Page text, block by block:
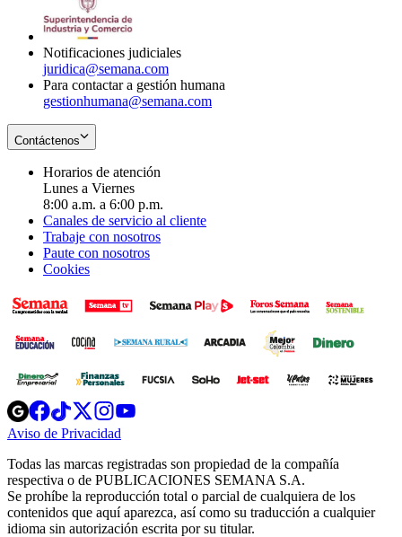
Notificaciones judiciales
juridica@semana.com
Para contactar a gestión humana
gestionhumana@semana.com
Contáctenos
Horarios de atención
Lunes a Viernes
8:00 a.m. a 6:00 p.m.
Canales de servicio al cliente
Trabaje con nosotros
Paute con nosotros
Cookies
Opens
in
new
Opens
in
new
Opens
in
new
window
Opens
new
windowwindow
Aviso de Privacidad
new
window
Todas las marcas registradas son propiedad de la compañía
respectiva o de PUBLICACIONES SEMANA S.A.
Se prohíbe la reproducción total o parcial de cualquiera de los
contenidos que aquí aparezca, así como su traducción a cualquier
idioma sin autorización escrita por su titular.